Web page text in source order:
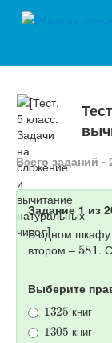
Всего заданий -
Задание 1 из
В одном шкафу
втором – 581.
Выберите
книг
книг